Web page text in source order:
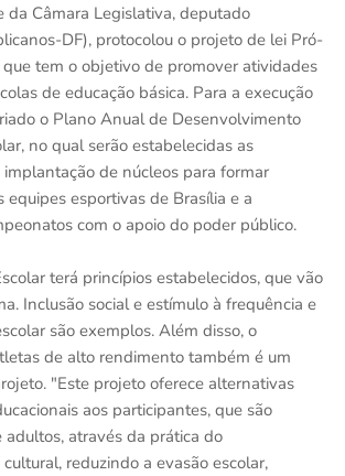
da Câmara Legislativa, deputado
DF), protocolou o projeto de lei Pró-
tem o objetivo de promover atividades
de educação básica. Para a execução
o Plano Anual de Desenvolvimento
no qual serão estabelecidas as
implantação de núcleos para formar
equipes esportivas de Brasília e a
com o apoio do poder público.
terá princípios estabelecidos, que vão
Inclusão social e estímulo à frequência e
são exemplos. Além disso, o
de alto rendimento também é um
"Este projeto oferece alternativas
aos participantes, que são
adultos, através da prática do
reduzindo a evasão escolar,